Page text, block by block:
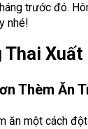
trước đó.
nhé!
Thèm Ăn
ăn một cách